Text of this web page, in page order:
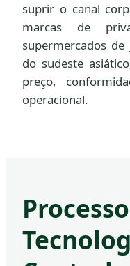
suprir o canal
marcas de
supermercados
do sudeste
preço,
operacional.